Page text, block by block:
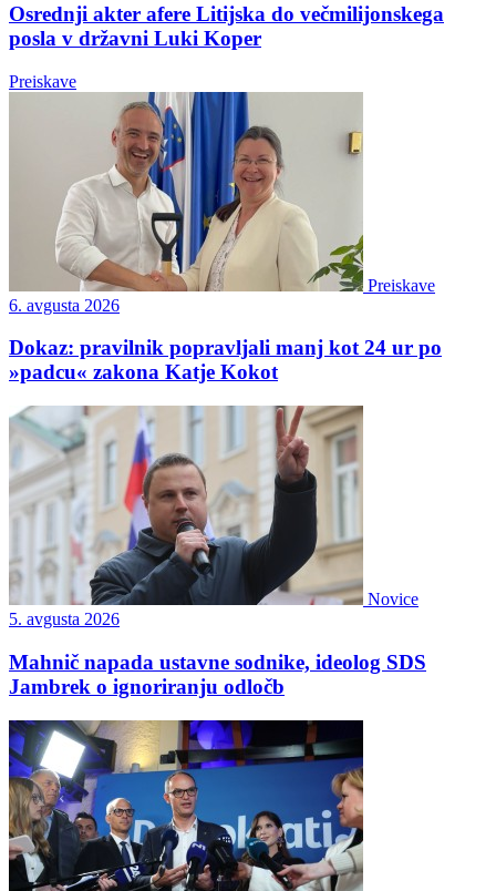
Osrednji akter afere Litijska do večmilijonskega
posla v državni Luki Koper
Preiskave
Preiskave
6. avgusta 2026
Dokaz: pravilnik popravljali manj kot 24 ur po
»padcu« zakona Katje Kokot
Novice
5. avgusta 2026
Mahnič napada ustavne sodnike, ideolog SDS
Jambrek o ignoriranju odločb